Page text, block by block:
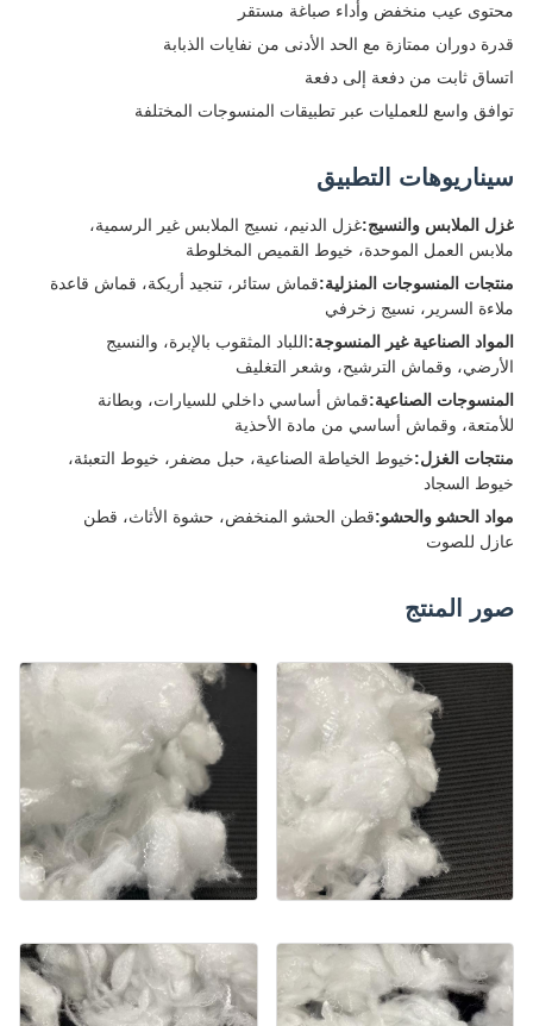
محتوى عيب منخفض وأداء صباغة مستقر
قدرة دوران ممتازة مع الحد الأدنى من نفايات الذبابة
اتساق ثابت من دفعة إلى دفعة
توافق واسع للعمليات عبر تطبيقات المنسوجات المختلفة
سيناريوهات التطبيق
غزل الملابس والنسيج:غزل الدنيم، نسيج الملابس غير الرسمية،
ملابس العمل الموحدة، خيوط القميص المخلوطة
منتجات المنسوجات المنزلية:قماش ستائر، تنجيد أريكة، قماش قاعدة
ملاءة السرير، نسيج زخرفي
المواد الصناعية غير المنسوجة:اللباد المثقوب بالإبرة، والنسيج
الأرضي، وقماش الترشيح، وشعر التغليف
المنسوجات الصناعية:قماش أساسي داخلي للسيارات، وبطانة
للأمتعة، وقماش أساسي من مادة الأحذية
منتجات الغزل:خيوط الخياطة الصناعية، حبل مضفر، خيوط التعبئة،
خيوط السجاد
مواد الحشو والحشو:قطن الحشو المنخفض، حشوة الأثاث، قطن
عازل للصوت
صور المنتج